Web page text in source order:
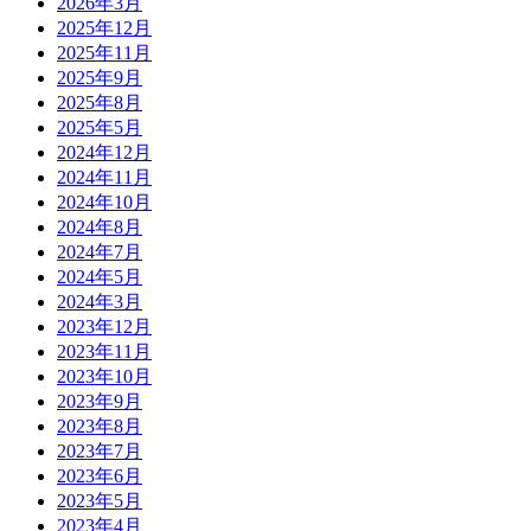
2025年12月
2025年11月
2025年9月
2025年8月
2025年5月
2024年12月
2024年11月
2024年10月
2024年8月
2024年7月
2024年5月
2024年3月
2023年12月
2023年11月
2023年10月
2023年9月
2023年8月
2023年7月
2023年6月
2023年5月
2023年4月